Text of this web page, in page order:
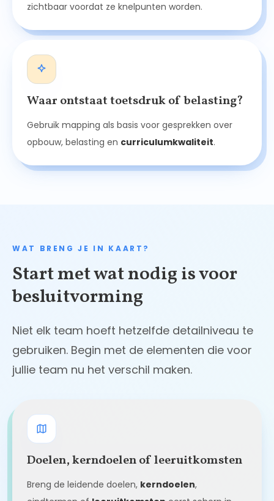
zichtbaar voordat ze knelpunten worden.
Waar ontstaat toetsdruk of belasting?
Gebruik mapping als basis voor gesprekken over
opbouw, belasting en curriculumkwaliteit.
WAT BRENG JE IN KAART?
Start met wat nodig is voor
besluitvorming
Niet elk team hoeft hetzelfde detailniveau te
gebruiken. Begin met de elementen die voor
jullie team nu het verschil maken.
Doelen, kerndoelen of leeruitkomsten
Breng de leidende doelen, kerndoelen,